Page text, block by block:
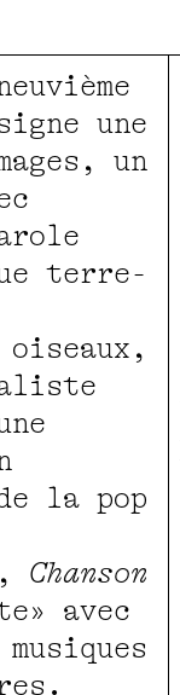
une
un
terre-
la pop
Chanson
avec